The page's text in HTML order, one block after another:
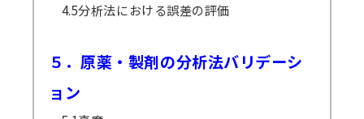
4.5分析法における誤差の評価
５．原薬・製剤の分析法バリデーシ
ョン